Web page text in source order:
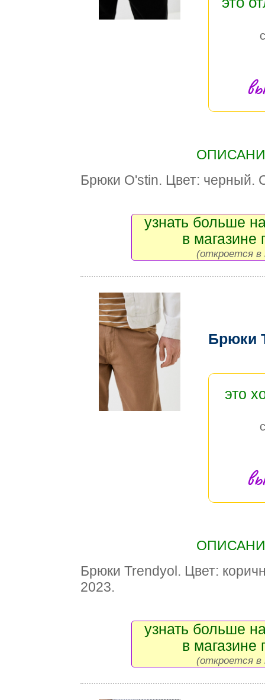
Брюки O'stin. Цвет: черный.
узнать больше
в магазине
(откроется в
Брюки
это
Брюки Trendyol. Цвет:
2023.
узнать больше
в магазине
(откроется в